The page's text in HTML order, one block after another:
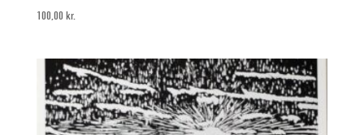
100,00 kr.